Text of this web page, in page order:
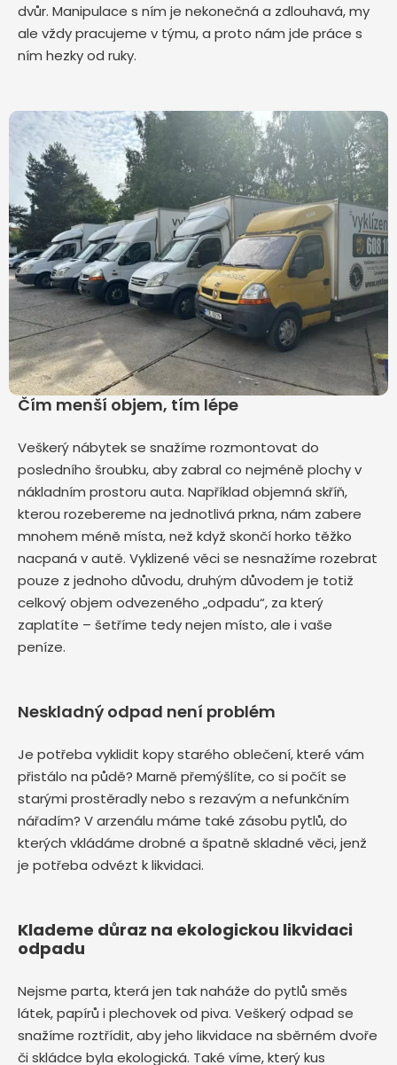
dvůr. Manipulace s ním je nekonečná a zdlouhavá, my
ale vždy pracujeme v týmu, a proto nám jde práce s
ním hezky od ruky.
Čím menší objem, tím lépe
Veškerý nábytek se snažíme rozmontovat do
posledního šroubku, aby zabral co nejméně plochy v
nákladním prostoru auta. Například objemná skříň,
kterou rozebereme na jednotlivá prkna, nám zabere
mnohem méně místa, než když skončí horko těžko
nacpaná v autě. Vyklizené věci se nesnažíme rozebrat
pouze z jednoho důvodu, druhým důvodem je totiž
celkový objem odvezeného „odpadu“, za který
zaplatíte – šetříme tedy nejen místo, ale i vaše
peníze.
Neskladný odpad není problém
Je potřeba vyklidit kopy starého oblečení, které vám
přistálo na půdě? Marně přemýšlíte, co si počít se
starými prostěradly nebo s rezavým a nefunkčním
nářadím? V arzenálu máme také zásobu pytlů, do
kterých vkládáme drobné a špatně skladné věci, jenž
je potřeba odvézt k likvidaci.
Klademe důraz na ekologickou likvidaci
odpadu
Nejsme parta, která jen tak naháže do pytlů směs
látek, papírů i plechovek od piva. Veškerý odpad se
snažíme roztřídit, aby jeho likvidace na sběrném dvoře
či skládce byla ekologická. Také víme, který kus